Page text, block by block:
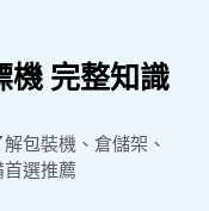
機 完整知識
包裝機、倉儲架、
選推薦